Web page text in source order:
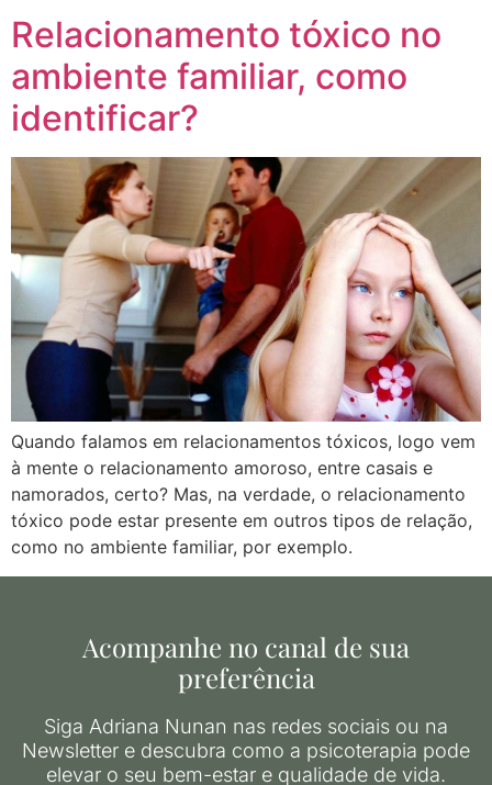
Relacionamento tóxico no
ambiente familiar, como
identificar?
Quando falamos em relacionamentos tóxicos, logo vem
à mente o relacionamento amoroso, entre casais e
namorados, certo? Mas, na verdade, o relacionamento
tóxico pode estar presente em outros tipos de relação,
como no ambiente familiar, por exemplo.
Acompanhe no canal de sua
preferência
Siga Adriana Nunan nas redes sociais ou na
Newsletter e descubra como a psicoterapia pode
elevar o seu bem-estar e qualidade de vida.